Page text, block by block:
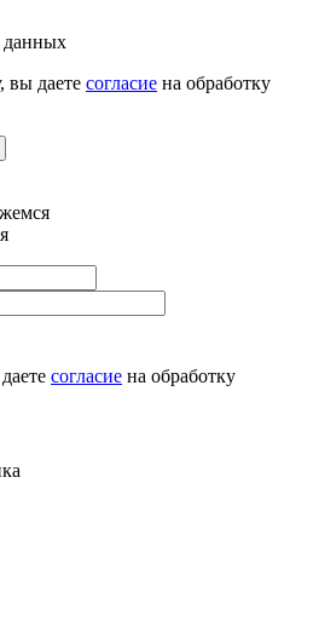
данных
вы даете согласие на обработку
согласие на обработку